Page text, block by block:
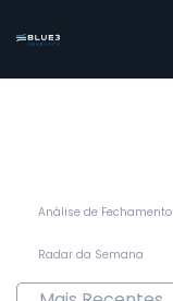
Análise de Fechamento
Radar da Semana